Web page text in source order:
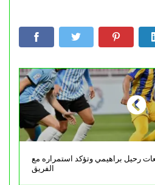
رحيل براهيمي وتؤكد استمراره مع
الفريق